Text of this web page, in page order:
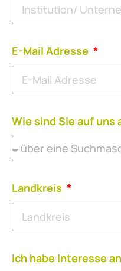
E-Mail Adresse
Wie sind Sie auf uns
Landkreis
Ich habe Interesse